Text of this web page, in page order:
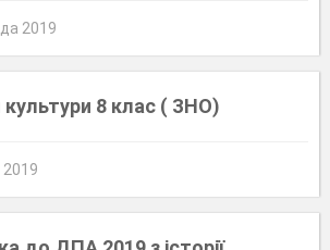
2019
8 клас ( ЗНО)
2019